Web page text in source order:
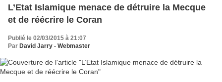
L’Etat Islamique menace de détruire la Mecque
et de réécrire le Coran
Publié le 02/03/2015 à 21:07
Par David Jarry - Webmaster